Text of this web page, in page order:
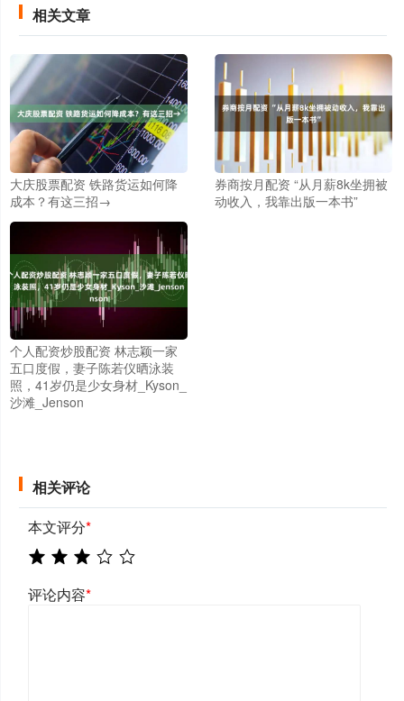
相关文章
大庆股票配资 铁路货运如何降
成本？有这三招→
券商按月配资 “从月薪8k坐拥被
动收入，我靠出版一本书”
个人配资炒股配资 林志颖一家
五口度假，妻子陈若仪晒泳装
照，41岁仍是少女身材_Kyson_
沙滩_Jenson
相关评论
本文评分*
评论内容*